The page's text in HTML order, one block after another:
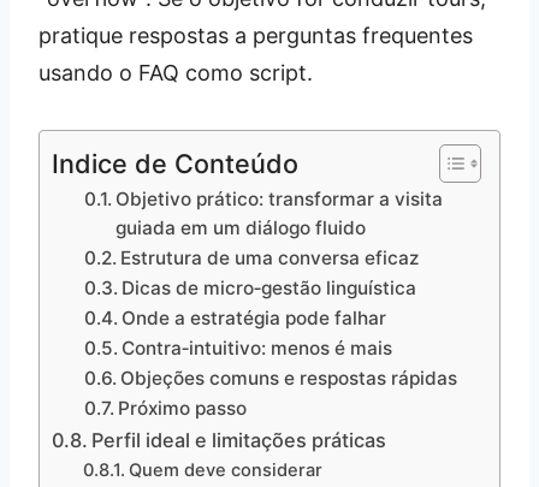
pratique respostas a perguntas frequentes
usando o FAQ como script.
Indice de Conteúdo
Objetivo prático: transformar a visita
guiada em um diálogo fluido
Estrutura de uma conversa eficaz
Dicas de micro‑gestão linguística
Onde a estratégia pode falhar
Contra‑intuitivo: menos é mais
Objeções comuns e respostas rápidas
Próximo passo
Perfil ideal e limitações práticas
Quem deve considerar